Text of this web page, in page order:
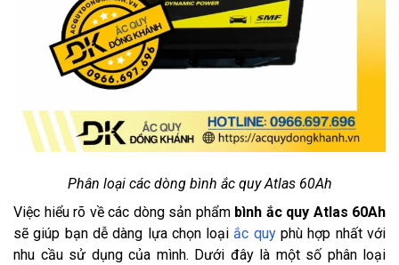
Phân loại các dòng bình ắc quy Atlas 60Ah
Việc hiểu rõ về các dòng sản phẩm bình ắc quy Atlas 60Ah
sẽ giúp bạn dễ dàng lựa chọn loạiắc quyphù hợp nhất với
nhu cầu sử dụng của mình. Dưới đây là một số phân loại